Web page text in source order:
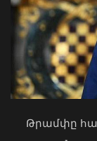
ԱԳ
ներկայացրել է
Դուք 5 տարի
եկել.
դաշինքի
04 Օգոստոս,
Թրամփը